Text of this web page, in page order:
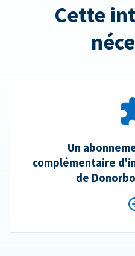
Cette
Un
complémentaire
de